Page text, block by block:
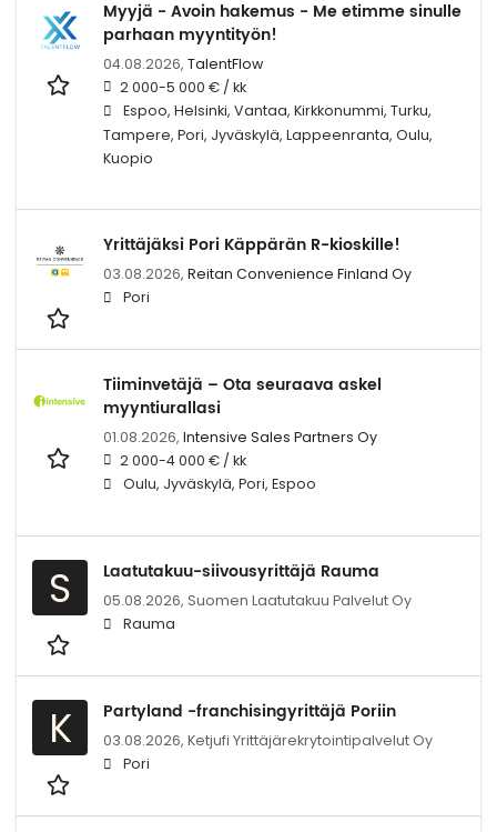
Myyjä - Avoin hakemus - Me etimme sinulle
parhaan myyntityön!
04.08.2026, TalentFlow
2 000-5 000 € / kk
Espoo, Helsinki, Vantaa, Kirkkonummi, Turku,
Tampere, Pori, Jyväskylä, Lappeenranta, Oulu,
Kuopio
Yrittäjäksi Pori Käppärän R-kioskille!
03.08.2026, Reitan Convenience Finland Oy
Pori
Tiiminvetäjä – Ota seuraava askel
myyntiurallasi
01.08.2026, Intensive Sales Partners Oy
2 000-4 000 € / kk
Oulu, Jyväskylä, Pori, Espoo
S Laatutakuu-siivousyrittäjä Rauma
05.08.2026, Suomen Laatutakuu Palvelut Oy
Rauma
K Partyland -franchisingyrittäjä Poriin
03.08.2026, Ketjufi Yrittäjärekrytointipalvelut Oy
Pori